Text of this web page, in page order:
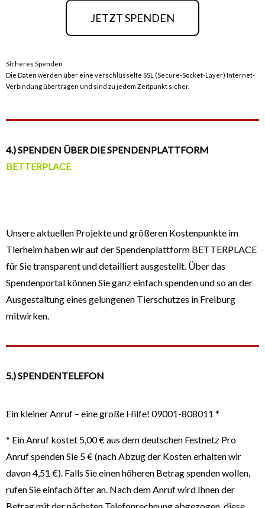
JETZT SPENDEN
Sicheres Spenden
Die Daten werden über eine verschlüsselte SSL (Secure-Socket-Layer) Internet-
Verbindung übertragen und sind zu jedem Zeitpunkt sicher.
4.) SPENDEN ÜBER DIE SPENDENPLATTFORM
BETTERPLACE
Unsere aktuellen Projekte und größeren Kostenpunkte im
Tierheim haben wir auf der Spendenplattform BETTERPLACE
für Sie transparent und detailliert ausgestellt. Über das
Spendenportal können Sie ganz einfach spenden und so an der
Ausgestaltung eines gelungenen Tierschutzes in Freiburg
mitwirken.
5.) SPENDENTELEFON
Ein kleiner Anruf – eine große Hilfe! 09001-808011 *
* Ein Anruf kostet 5,00 € aus dem deutschen Festnetz Pro
Anruf spenden Sie 5 € (nach Abzug der Kosten erhalten wir
davon 4,51 €). Falls Sie einen höheren Betrag spenden wollen,
rufen Sie einfach öfter an. Nach dem Anruf wird Ihnen der